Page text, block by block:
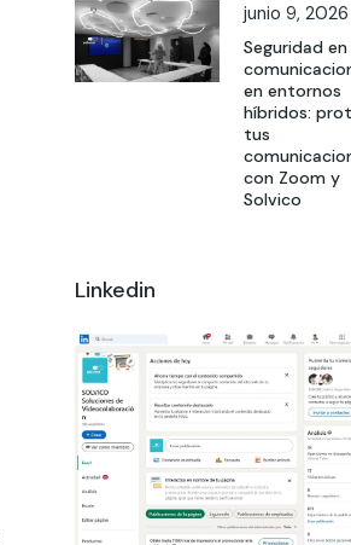
junio 9, 2026
Seguridad en
en entornos
híbridos:
tus
con Zoom y
Solvico
Linkedin